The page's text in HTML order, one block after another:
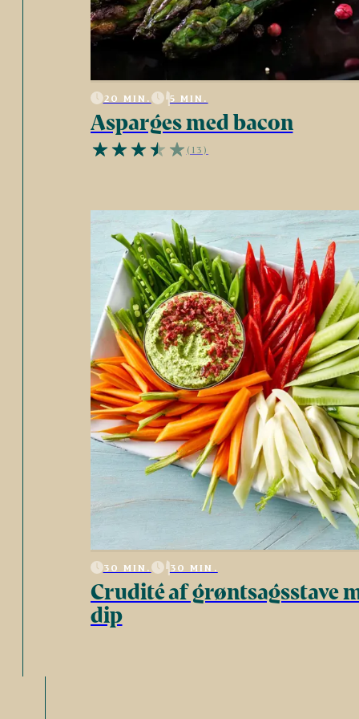
20 MIN. 5 MIN.
Asparges med bacon
(13)
30 MIN. 30 MIN.
Crudité af grøntsagsstave
dip